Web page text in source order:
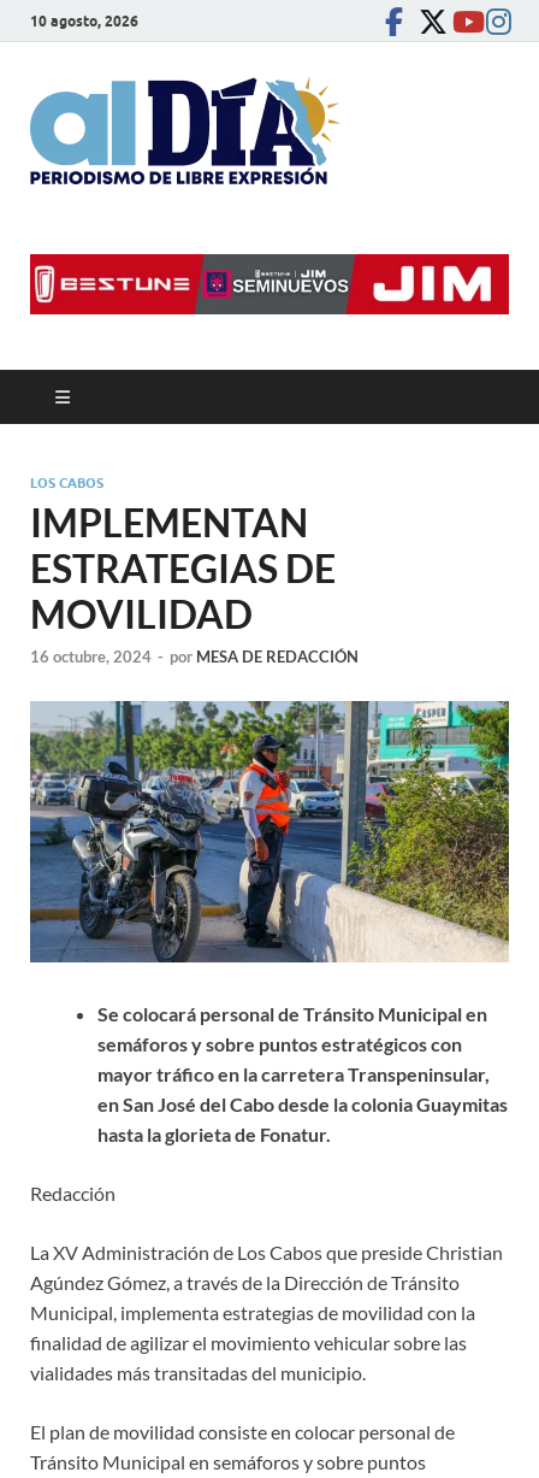
10 agosto, 2026
LOS CABOS
IMPLEMENTAN
ESTRATEGIAS DE
MOVILIDAD
16 octubre, 2024 - por MESA DE REDACCIÓN
Se colocará personal de Tránsito Municipal en
semáforos y sobre puntos estratégicos con
mayor tráfico en la carretera Transpeninsular,
en San José del Cabo desde la colonia Guaymitas
hasta la glorieta de Fonatur.
Redacción
La XV Administración de Los Cabos que preside Christian
Agúndez Gómez, a través de la Dirección de Tránsito
Municipal, implementa estrategias de movilidad con la
finalidad de agilizar el movimiento vehicular sobre las
vialidades más transitadas del municipio.
El plan de movilidad consiste en colocar personal de
Tránsito Municipal en semáforos y sobre puntos